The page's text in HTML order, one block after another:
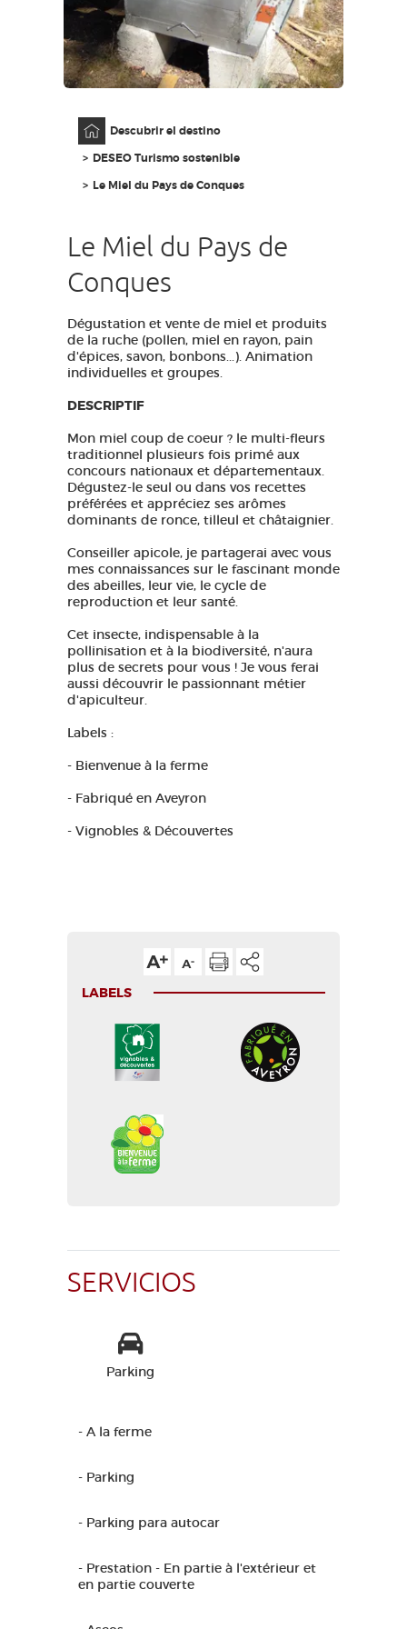
ES
Descubrir el destino
DESEO Turismo sostenible
Le Miel du Pays de Conques
Le Miel du Pays de
Conques
Dégustation et vente de miel et produits
de la ruche (pollen, miel en rayon, pain
d'épices, savon, bonbons...). Animation
individuelles et groupes.
DESCRIPTIF
Mon miel coup de coeur ? le multi-fleurs
traditionnel plusieurs fois primé aux
concours nationaux et départementaux.
Dégustez-le seul ou dans vos recettes
préférées et appréciez ses arômes
dominants de ronce, tilleul et châtaignier.
Conseiller apicole, je partagerai avec vous
mes connaissances sur le fascinant monde
des abeilles, leur vie, le cycle de
reproduction et leur santé.
Cet insecte, indispensable à la
pollinisation et à la biodiversité, n'aura
plus de secrets pour vous ! Je vous ferai
aussi découvrir le passionnant métier
d'apiculteur.
Labels :
- Bienvenue à la ferme
- Fabriqué en Aveyron
- Vignobles & Découvertes
LABELS
SERVICIOS
Parking
- A la ferme
- Parking
- Parking para autocar
- Prestation - En partie à l'extérieur et
en partie couverte